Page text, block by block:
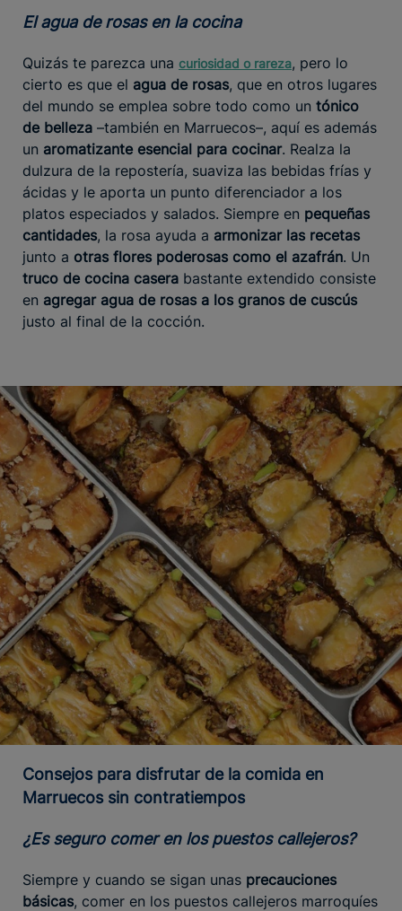
El agua de rosas en la cocina
Quizás te parezca una curiosidad o rareza, pero lo
cierto es que el agua de rosas, que en otros lugares
del mundo se emplea sobre todo como un tónico
de belleza –también en Marruecos–, aquí es además
un aromatizante esencial para cocinar. Realza la
dulzura de la repostería, suaviza las bebidas frías y
ácidas y le aporta un punto diferenciador a los
platos especiados y salados. Siempre en pequeñas
cantidades, la rosa ayuda a armonizar las recetas
junto a otras flores poderosas como el azafrán. Un
truco de cocina casera bastante extendido consiste
en agregar agua de rosas a los granos de cuscús
justo al final de la cocción.
Consejos para disfrutar de la comida en
Marruecos sin contratiempos
¿Es seguro comer en los puestos callejeros?
Siempre y cuando se sigan unas precauciones
básicas, comer en los puestos callejeros marroquíes